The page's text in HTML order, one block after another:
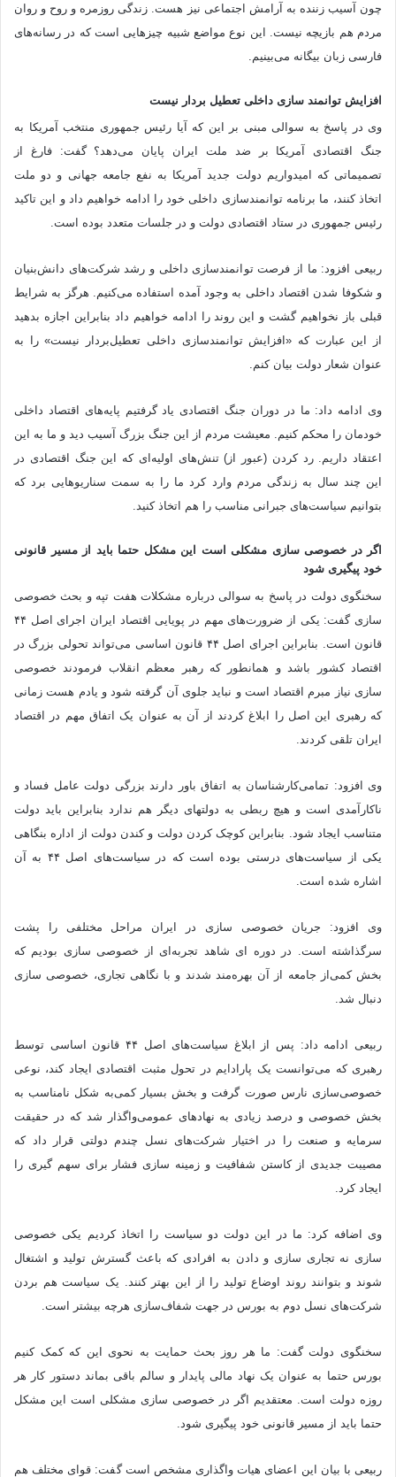
چون آسیب زننده به آرامش اجتماعی نیز هست. زندگی روزمره و روح و روان
مردم هم بازیچه نیست. این نوع مواضع شبیه چیزهایی است که در رسانه‌های
فارسی زبان بیگانه می‌بینیم.
افزایش توانمند سازی داخلی تعطیل بردار نیست
وی در پاسخ به سوالی مبنی بر این که آیا رئیس جمهوری منتخب آمریکا به
جنگ اقتصادی آمریکا بر ضد ملت ایران پایان می‌دهد؟ گفت: فارغ از
تصمیماتی که امیدواریم دولت جدید آمریکا به نفع جامعه جهانی و دو ملت
اتخاذ کنند، ما برنامه توانمندسازی داخلی خود را ادامه خواهیم داد و این تاکید
رئیس جمهوری در ستاد اقتصادی دولت و در جلسات متعدد بوده است.
ربیعی افزود: ما از فرصت توانمندسازی داخلی و رشد شرکت‌های دانش‌بنیان
و شکوفا شدن اقتصاد داخلی به وجود آمده استفاده می‌کنیم. هرگز به شرایط
قبلی باز نخواهیم گشت و این روند را ادامه خواهیم داد بنابراین اجازه بدهید
از این عبارت که «افزایش توانمندسازی داخلی تعطیل‌بردار نیست» را به
عنوان شعار دولت بیان کنم.
وی ادامه داد: ما در دوران جنگ اقتصادی یاد گرفتیم پایه‌های اقتصاد داخلی
خودمان را محکم کنیم. معیشت مردم از این جنگ بزرگ آسیب دید و ما به این
اعتقاد داریم. رد کردن (عبور از) تنش‌های اولیه‌ای که این جنگ اقتصادی در
این چند سال به زندگی مردم وارد کرد ما را به سمت سناریوهایی برد که
بتوانیم سیاست‌های جبرانی مناسب را هم اتخاذ کنید.
اگر در خصوصی سازی مشکلی است این مشکل حتما باید از مسیر قانونی
خود پیگیری شود
سخنگوی دولت در پاسخ به سوالی درباره مشکلات هفت تپه و بحث خصوصی
سازی گفت: یکی از ضرورت‌های مهم در پویایی اقتصاد ایران اجرای اصل ۴۴
قانون است. بنابراین اجرای اصل ۴۴ قانون اساسی می‌تواند تحولی بزرگ در
اقتصاد کشور باشد و همانطور که رهبر معظم انقلاب فرمودند خصوصی
سازی نیاز مبرم اقتصاد است و نباید جلوی آن گرفته شود و یادم هست زمانی
که رهبری این اصل را ابلاغ کردند از آن به عنوان یک اتفاق مهم در اقتصاد
ایران تلقی کردند.
وی افزود: تمامی‌کارشناسان به اتفاق باور دارند بزرگی دولت عامل فساد و
ناکارآمدی است و هیچ ربطی به دولتهای دیگر هم ندارد بنابراین باید دولت
متناسب ایجاد شود. بنابراین کوچک کردن دولت و کندن دولت از اداره بنگاهی
یکی از سیاست‌های درستی بوده است که در سیاست‌های اصل ۴۴ به آن
اشاره شده است.
وی افزود: جریان خصوصی سازی در ایران مراحل مختلفی را پشت
سرگذاشته است. در دوره ای شاهد تجربه‌ای از خصوصی سازی بودیم که
بخش کمی‌از جامعه از آن بهره‌مند شدند و با نگاهی تجاری، خصوصی سازی
دنبال شد.
ربیعی ادامه داد: پس از ابلاغ سیاست‌های اصل ۴۴ قانون اساسی توسط
رهبری که می‌توانست یک پارادایم در تحول مثبت اقتصادی ایجاد کند، نوعی
خصوصی‌سازی نارس صورت گرفت و بخش بسیار کمی‌به شکل نامناسب به
بخش خصوصی و درصد زیادی به نهادهای عمومی‌واگذار شد که در حقیقت
سرمایه و صنعت را در اختیار شرکت‌های نسل چندم دولتی قرار داد که
مصیبت جدیدی از کاستن شفافیت و زمینه سازی فشار برای سهم گیری را
ایجاد کرد.
وی اضافه کرد: ما در این دولت دو سیاست را اتخاذ کردیم یکی خصوصی
سازی نه تجاری سازی و دادن به افرادی که باعث گسترش تولید و اشتغال
شوند و بتوانند روند اوضاع تولید را از این بهتر کنند. یک سیاست هم بردن
شرکت‌های نسل دوم به بورس در جهت شفاف‌سازی هرچه بیشتر است.
سخنگوی دولت گفت: ما هر روز بحث حمایت به نحوی این که کمک کنیم
بورس حتما به عنوان یک نهاد مالی پایدار و سالم باقی بماند دستور کار هر
روزه دولت است. معتقدیم اگر در خصوصی سازی مشکلی است این مشکل
حتما باید از مسیر قانونی خود پیگیری شود.
ربیعی با بیان این اعضای هیات واگذاری مشخص است گفت: قوای مختلف هم